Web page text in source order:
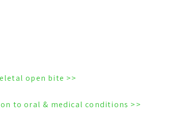
<< Long face syndrome = skeletal open bite
<< Mouth breathing in relation to oral & medical conditions